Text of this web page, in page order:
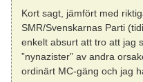
Kort sagt, jämfört med
SMR/Svenskarnas Parti
enkelt absurt att tro att jag
”nynazister” av andra
ordinärt MC-gäng och jag